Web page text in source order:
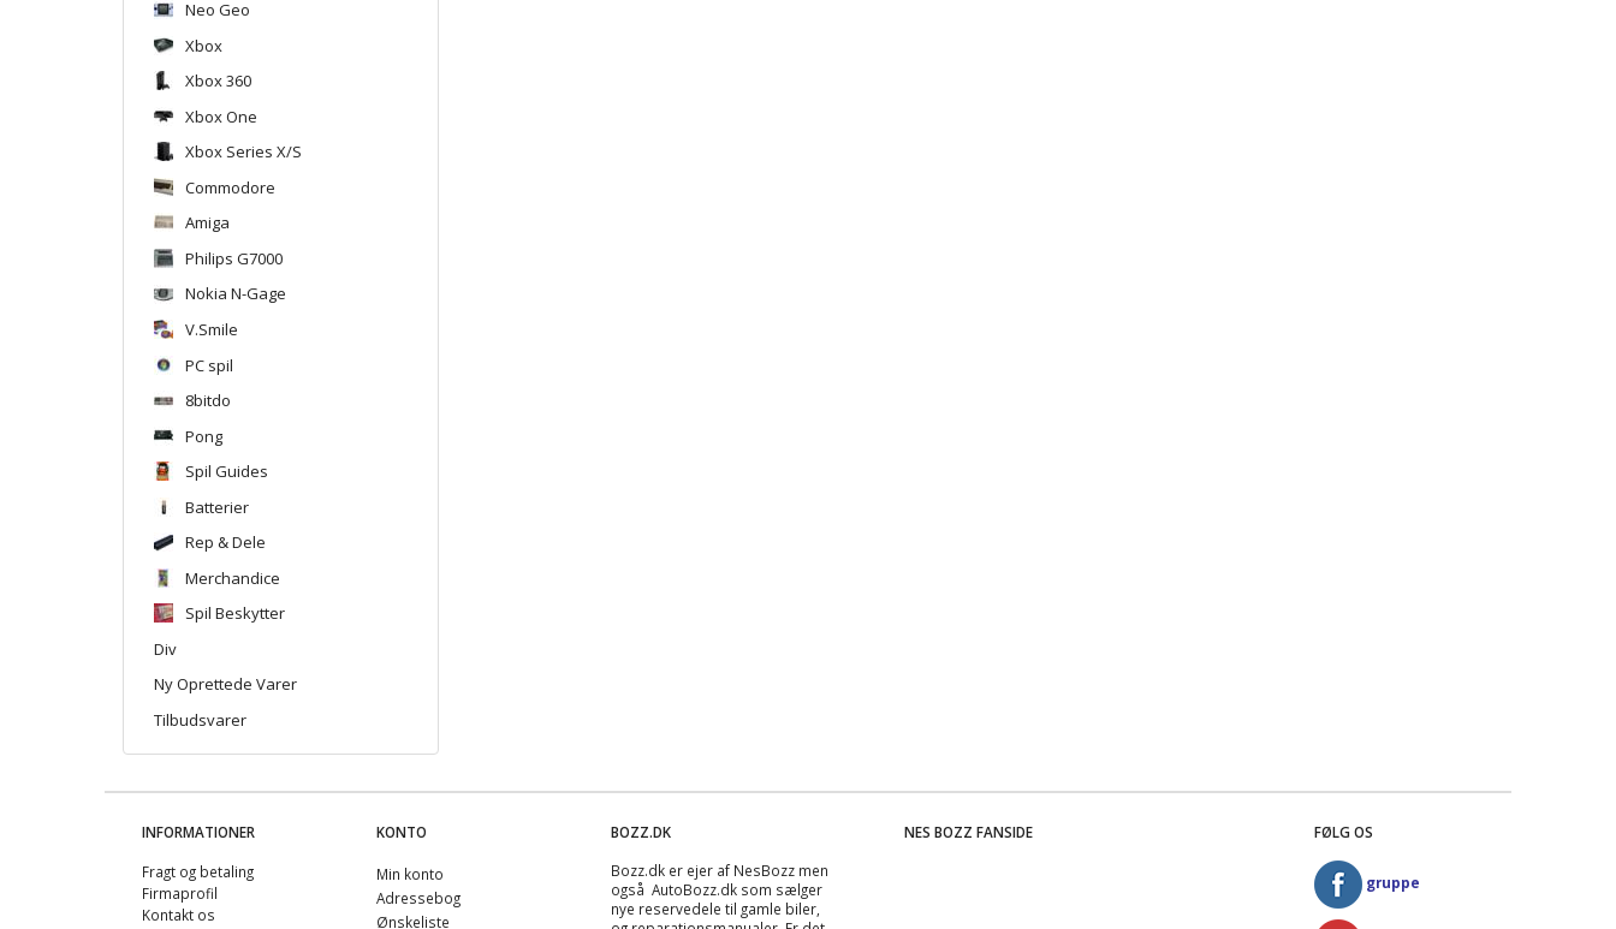
Neo Geo
Xbox
Xbox 360
Xbox One
Xbox Series X/S
Commodore
Amiga
Philips G7000
Nokia N-Gage
V.Smile
PC spil
8bitdo
Pong
Spil Guides
Batterier
Rep & Dele
Merchandice
Spil Beskytter
Div
Ny Oprettede Varer
Tilbudsvarer
INFORMATIONER
Fragt og betaling
Firmaprofil
Kontakt os
KONTO
Min konto
Adressebog
Ønskeliste
BOZZ.DK
Bozz.dk er ejer af NesBozz men
også AutoBozz.dk som sælger
nye reservedele til gamle biler,
NES BOZZ FANSIDE FØLG OS
gruppe